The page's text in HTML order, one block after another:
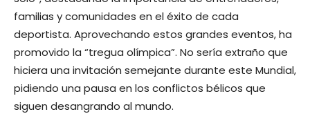
familias y comunidades en el éxito de cada
deportista. Aprovechando estos grandes eventos, ha
promovido la “tregua olímpica”. No sería extraño que
hiciera una invitación semejante durante este Mundial,
pidiendo una pausa en los conflictos bélicos que
siguen desangrando al mundo.